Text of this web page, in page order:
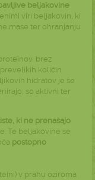
beljakovine
viri beljakovin, ki
mase ter ohranjanju
brez
količin
hidratov je še
so aktivni ter
ki ne prenašajo
Te beljakovine se
postopno
v prahu oziroma